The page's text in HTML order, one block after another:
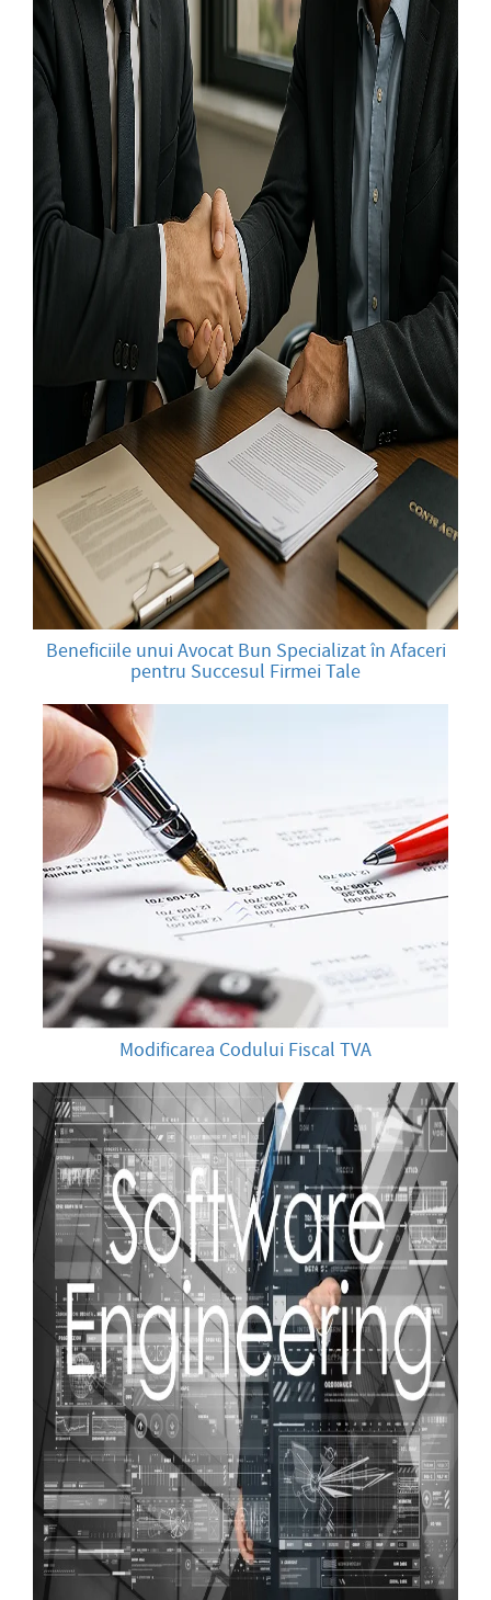
Beneficiile unui Avocat Bun Specializat în Afaceri
pentru Succesul Firmei Tale
Modificarea Codului Fiscal TVA